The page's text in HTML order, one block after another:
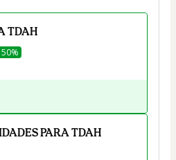
TDAH
50%
PARA TDAH